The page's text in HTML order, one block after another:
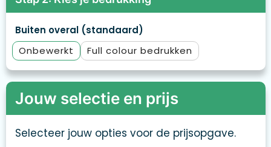
Buiten overal (standaard)
Onbewerkt
Full colour
Jouw selectie en prijs
Selecteer jouw opties voor de prijsopgave.